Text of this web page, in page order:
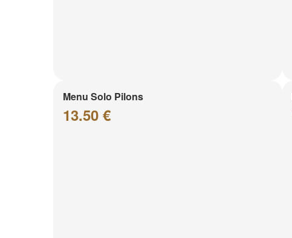
Menu Solo Pilons
13.50 €